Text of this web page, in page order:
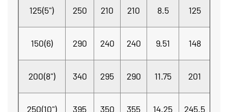
125(5") 250 210 210 8.5 125
150(6) 290 240 240 9.51 148
200(8") 340 295 290 11.75 201
250(10") 395 350 355 14.25 245.5